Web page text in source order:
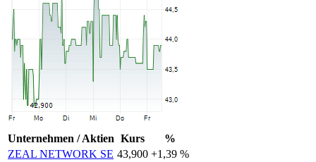
Unternehmen / Aktien Kurs
%
ZEAL NETWORK SE 43,900 +1,39 %